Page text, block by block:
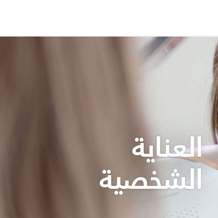
العناية
الشخصية